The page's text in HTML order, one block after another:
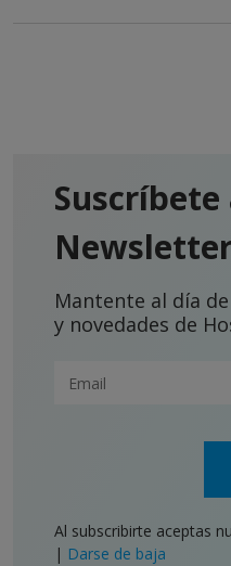
Suscríbete
Mantente al día
y novedades de
Al subscribirte aceptas
| Darse de baja